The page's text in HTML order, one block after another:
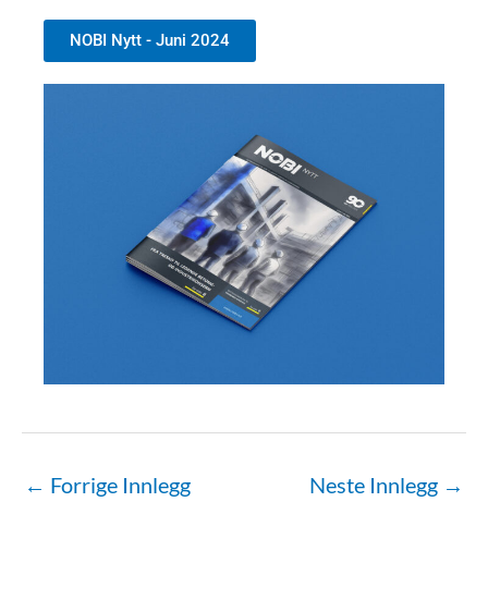
NOBI Nytt - Juni 2024
← Forrige Innlegg Neste Innlegg →